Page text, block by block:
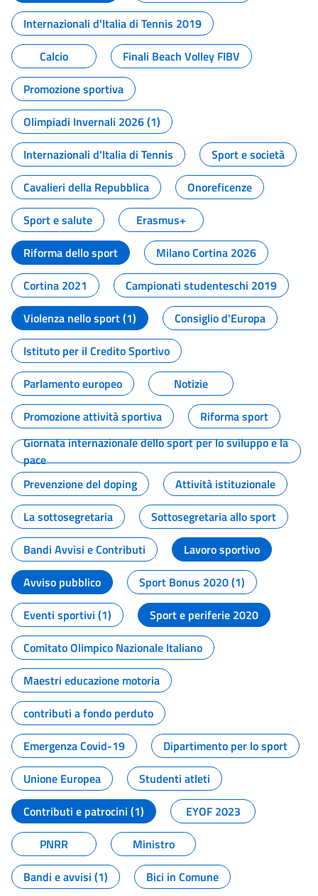
Internazionali d'Italia di Tennis 2019
Calcio
Finali Beach Volley FIBV
Promozione sportiva
Olimpiadi Invernali 2026 (1)
Internazionali d'Italia di Tennis
Sport e società
Cavalieri della Repubblica
Onoreficenze
Sport e salute
Erasmus+
Riforma dello sport
Milano Cortina 2026
Cortina 2021
Campionati studenteschi 2019
Violenza nello sport (1)
Consiglio d'Europa
Istituto per il Credito Sportivo
Parlamento europeo
Notizie
Promozione attività sportiva
Riforma sport
Giornata internazionale dello sport per lo sviluppo e la
pace
Prevenzione del doping
Attività istituzionale
La sottosegretaria
Sottosegretaria allo sport
Bandi Avvisi e Contributi
Lavoro sportivo
Avviso pubblico
Sport Bonus 2020 (1)
Eventi sportivi (1)
Sport e periferie 2020
Comitato Olimpico Nazionale Italiano
Maestri educazione motoria
contributi a fondo perduto
Emergenza Covid-19
Dipartimento per lo sport
Unione Europea
Studenti atleti
Contributi e patrocini (1)
EYOF 2023
PNRR
Ministro
Bandi e avvisi (1)
Bici in Comune